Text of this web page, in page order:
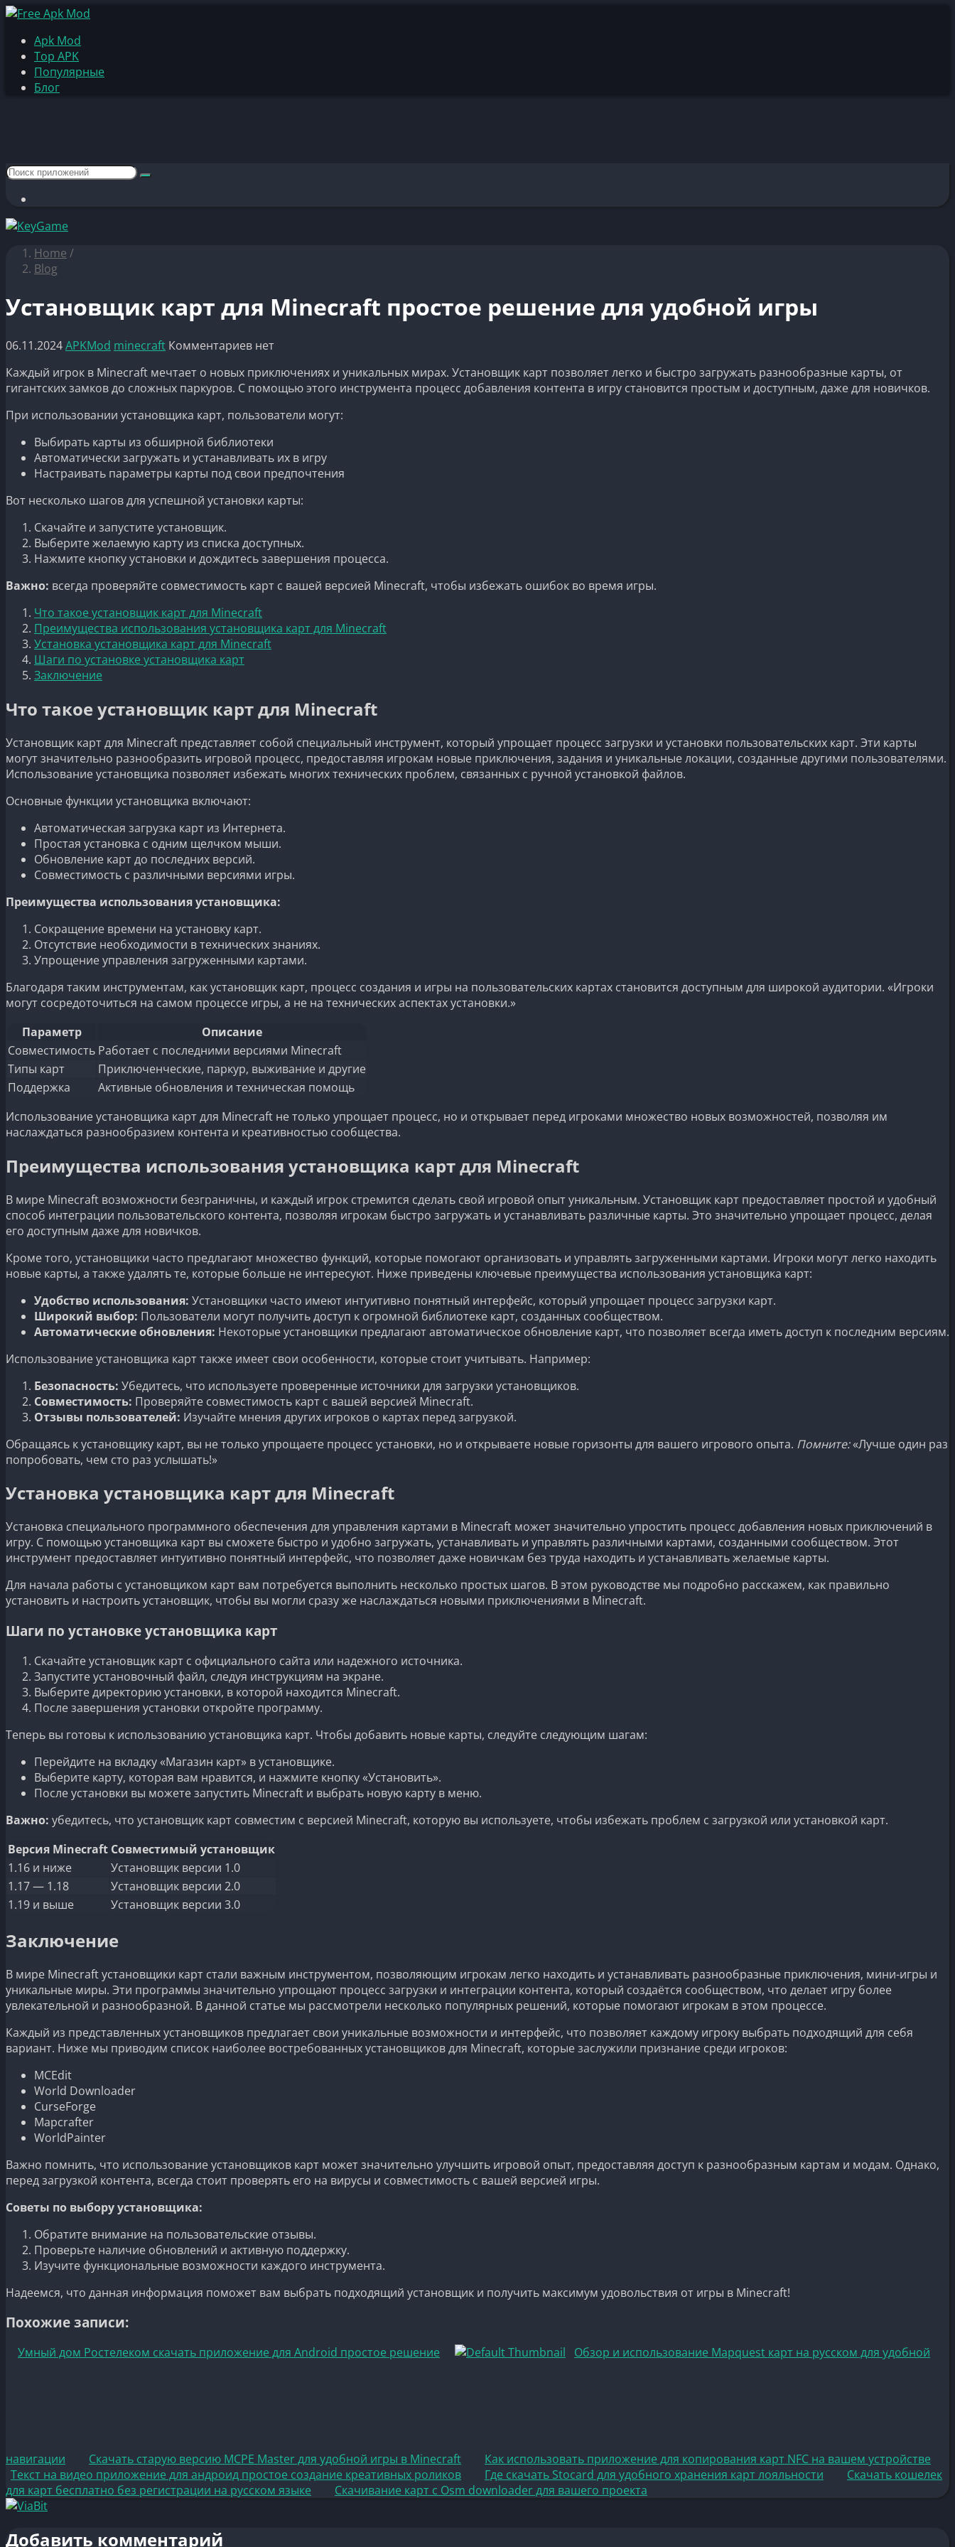
Apk Mod
Top APK
Популярные
Блог
Home /
Blog
Установщик карт для Minecraft простое решение для удобной игры
06.11.2024APKMod minecraft Комментариев нет
Каждый игрок в Minecraft мечтает о новых приключениях и уникальных мирах. Установщик карт позволяет легко и быстро загружать разнообразные карты, от
гигантских замков до сложных паркуров. С помощью этого инструмента процесс добавления контента в игру становится простым и доступным, даже для новичков.
При использовании установщика карт, пользователи могут:
Выбирать карты из обширной библиотеки
Автоматически загружать и устанавливать их в игру
Настраивать параметры карты под свои предпочтения
Вот несколько шагов для успешной установки карты:
Скачайте и запустите установщик.
Выберите желаемую карту из списка доступных.
Нажмите кнопку установки и дождитесь завершения процесса.
Важно: всегда проверяйте совместимость карт с вашей версией Minecraft, чтобы избежать ошибок во время игры.
Что такое установщик карт для Minecraft
Преимущества использования установщика карт для Minecraft
Установка установщика карт для Minecraft
Шаги по установке установщика карт
Заключение
Что такое установщик карт для Minecraft
Установщик карт для Minecraft представляет собой специальный инструмент, который упрощает процесс загрузки и установки пользовательских карт. Эти карты
могут значительно разнообразить игровой процесс, предоставляя игрокам новые приключения, задания и уникальные локации, созданные другими пользователями.
Использование установщика позволяет избежать многих технических проблем, связанных с ручной установкой файлов.
Основные функции установщика включают:
Автоматическая загрузка карт из Интернета.
Простая установка с одним щелчком мыши.
Обновление карт до последних версий.
Совместимость с различными версиями игры.
Преимущества использования установщика:
Сокращение времени на установку карт.
Отсутствие необходимости в технических знаниях.
Упрощение управления загруженными картами.
Благодаря таким инструментам, как установщик карт, процесс создания и игры на пользовательских картах становится доступным для широкой аудитории. «Игроки
могут сосредоточиться на самом процессе игры, а не на технических аспектах установки.»
Параметр
Описание
Совместимость Работает с последними версиями Minecraft
Типы карт
Приключенческие, паркур, выживание и другие
Поддержка
Активные обновления и техническая помощь
Использование установщика карт для Minecraft не только упрощает процесс, но и открывает перед игроками множество новых возможностей, позволяя им
наслаждаться разнообразием контента и креативностью сообщества.
Преимущества использования установщика карт для Minecraft
В мире Minecraft возможности безграничны, и каждый игрок стремится сделать свой игровой опыт уникальным. Установщик карт предоставляет простой и удобный
способ интеграции пользовательского контента, позволяя игрокам быстро загружать и устанавливать различные карты. Это значительно упрощает процесс, делая
его доступным даже для новичков.
Кроме того, установщики часто предлагают множество функций, которые помогают организовать и управлять загруженными картами. Игроки могут легко находить
новые карты, а также удалять те, которые больше не интересуют. Ниже приведены ключевые преимущества использования установщика карт:
Удобство использования: Установщики часто имеют интуитивно понятный интерфейс, который упрощает процесс загрузки карт.
Широкий выбор: Пользователи могут получить доступ к огромной библиотеке карт, созданных сообществом.
Автоматические обновления: Некоторые установщики предлагают автоматическое обновление карт, что позволяет всегда иметь доступ к последним версиям.
Использование установщика карт также имеет свои особенности, которые стоит учитывать. Например:
Безопасность: Убедитесь, что используете проверенные источники для загрузки установщиков.
Совместимость: Проверяйте совместимость карт с вашей версией Minecraft.
Отзывы пользователей: Изучайте мнения других игроков о картах перед загрузкой.
Обращаясь к установщику карт, вы не только упрощаете процесс установки, но и открываете новые горизонты для вашего игрового опыта. Помните:«Лучше один раз
попробовать, чем сто раз услышать!»
Установка установщика карт для Minecraft
Установка специального программного обеспечения для управления картами в Minecraft может значительно упростить процесс добавления новых приключений в
игру. С помощью установщика карт вы сможете быстро и удобно загружать, устанавливать и управлять различными картами, созданными сообществом. Этот
инструмент предоставляет интуитивно понятный интерфейс, что позволяет даже новичкам без труда находить и устанавливать желаемые карты.
Для начала работы с установщиком карт вам потребуется выполнить несколько простых шагов. В этом руководстве мы подробно расскажем, как правильно
установить и настроить установщик, чтобы вы могли сразу же наслаждаться новыми приключениями в Minecraft.
Шаги по установке установщика карт
Скачайте установщик карт с официального сайта или надежного источника.
Запустите установочный файл, следуя инструкциям на экране.
Выберите директорию установки, в которой находится Minecraft.
После завершения установки откройте программу.
Теперь вы готовы к использованию установщика карт. Чтобы добавить новые карты, следуйте следующим шагам:
Перейдите на вкладку «Магазин карт» в установщике.
Выберите карту, которая вам нравится, и нажмите кнопку «Установить».
После установки вы можете запустить Minecraft и выбрать новую карту в меню.
Важно: убедитесь, что установщик карт совместим с версией Minecraft, которую вы используете, чтобы избежать проблем с загрузкой или установкой карт.
Версия Minecraft Совместимый установщик
1.16 и ниже
Установщик версии 1.0
1.17 — 1.18
Установщик версии 2.0
1.19 и выше
Установщик версии 3.0
Заключение
В мире Minecraft установщики карт стали важным инструментом, позволяющим игрокам легко находить и устанавливать разнообразные приключения, мини-игры и
уникальные миры. Эти программы значительно упрощают процесс загрузки и интеграции контента, который создаётся сообществом, что делает игру более
увлекательной и разнообразной. В данной статье мы рассмотрели несколько популярных решений, которые помогают игрокам в этом процессе.
Каждый из представленных установщиков предлагает свои уникальные возможности и интерфейс, что позволяет каждому игроку выбрать подходящий для себя
вариант. Ниже мы приводим список наиболее востребованных установщиков для Minecraft, которые заслужили признание среди игроков:
MCEdit
World Downloader
CurseForge
Mapcrafter
WorldPainter
Важно помнить, что использование установщиков карт может значительно улучшить игровой опыт, предоставляя доступ к разнообразным картам и модам. Однако,
перед загрузкой контента, всегда стоит проверять его на вирусы и совместимость с вашей версией игры.
Советы по выбору установщика:
Обратите внимание на пользовательские отзывы.
Проверьте наличие обновлений и активную поддержку.
Изучите функциональные возможности каждого инструмента.
Надеемся, что данная информация поможет вам выбрать подходящий установщик и получить максимум удовольствия от игры в Minecraft!
Похожие записи:
Умный дом Ростелеком скачать приложение для Android простое решение Обзор и использование Mapquest карт на русском для удобной
навигации Скачать старую версию MCPE Master для удобной игры в Minecraft
Как использовать приложение для копирования карт NFC на вашем устройстве
Текст на видео приложение для андроид простое создание креативных роликов
Где скачать Stocard для удобного хранения карт лояльности
Скачать кошелек
для карт бесплатно без регистрации на русском языке
Скачивание карт с Osm downloader для вашего проекта
Добавить комментарий